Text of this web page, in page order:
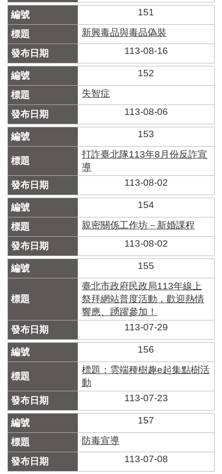
151
新興毒品與毒品偽裝
113-08-16
152
失智症
113-08-06
153
打詐臺北隊113年8月份反詐宣
導
113-08-02
154
親密關係工作坊－新婚課程
113-08-02
155
臺北市政府民政局113年線上
祭拜網站普度活動，歡迎熱情
響應、踴躍參加！
113-07-29
156
標題：雲端種樹趣e起集點樹活
動
113-07-23
157
防毒宣導
113-07-08